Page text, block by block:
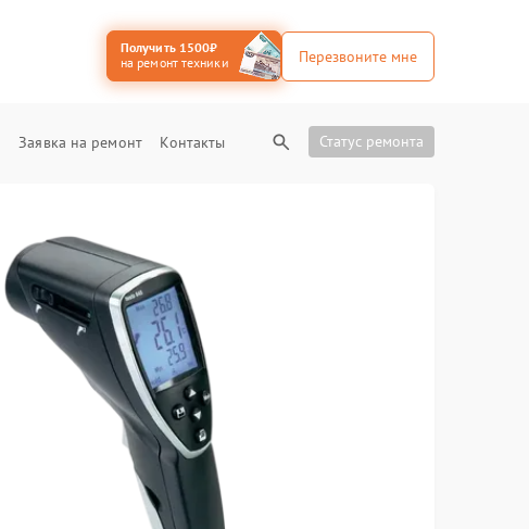
Получить 1500₽
на ремонт техники
Перезвоните мне
Заявка на ремонт Контакты Статус ремонта